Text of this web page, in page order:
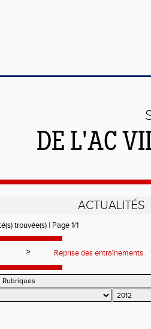
DE L'AC
ACTUALITÉS
trouvée(s) | Page 1/1
> Reprise des entraînements.